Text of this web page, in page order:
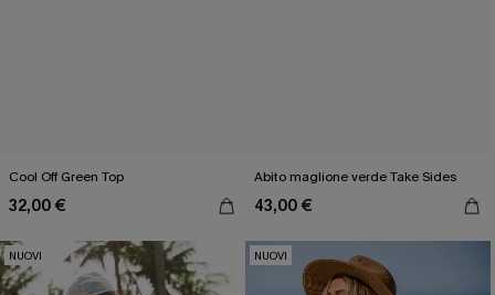
Cool Off Green Top
32,00 €
Abito maglione verde Take Sides
43,00 €
NUOVI NUOVI